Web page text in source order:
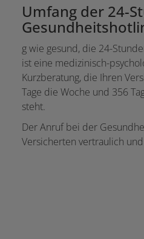
Umfang der 24-
g wie gesund, die 24-
ist eine medizinisch-
Kurzberatung, die Ihren
Tage die Woche und 356
steht.
Der Anruf bei der
Versicherten vertraulich